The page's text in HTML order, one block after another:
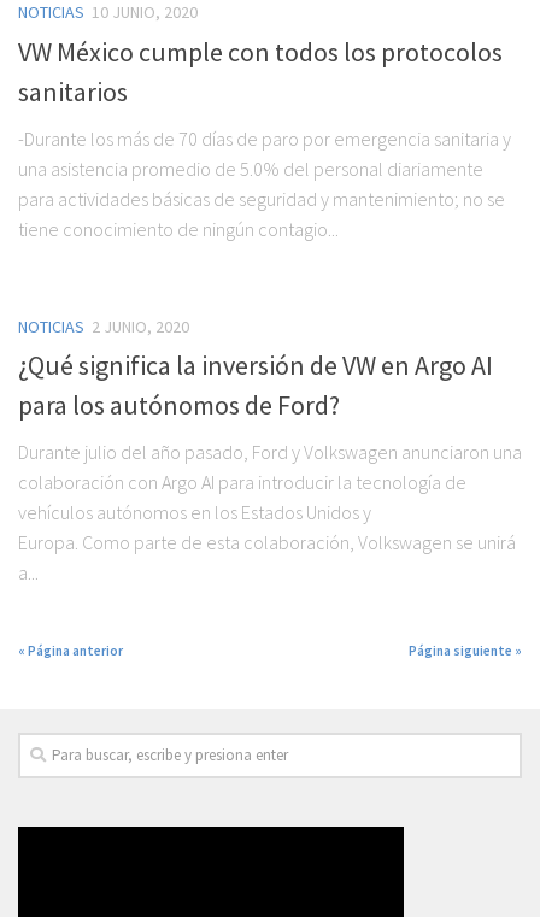
NOTICIAS 10 JUNIO, 2020
VW México cumple con todos los protocolos
sanitarios
-Durante los más de 70 días de paro por emergencia sanitaria y
una asistencia promedio de 5.0% del personal diariamente
para actividades básicas de seguridad y mantenimiento; no se
tiene conocimiento de ningún contagio...
NOTICIAS 2 JUNIO, 2020
¿Qué significa la inversión de VW en Argo AI
para los autónomos de Ford?
Durante julio del año pasado, Ford y Volkswagen anunciaron una
colaboración con Argo AI para introducir la tecnología de
vehículos autónomos en los Estados Unidos y
Europa. Como parte de esta colaboración, Volkswagen se unirá
a...
« Página anterior Página siguiente »